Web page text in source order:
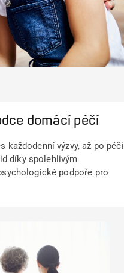
domácí péčí
každodenní výzvy, až po péči
díky spolehlivým
podpoře pro